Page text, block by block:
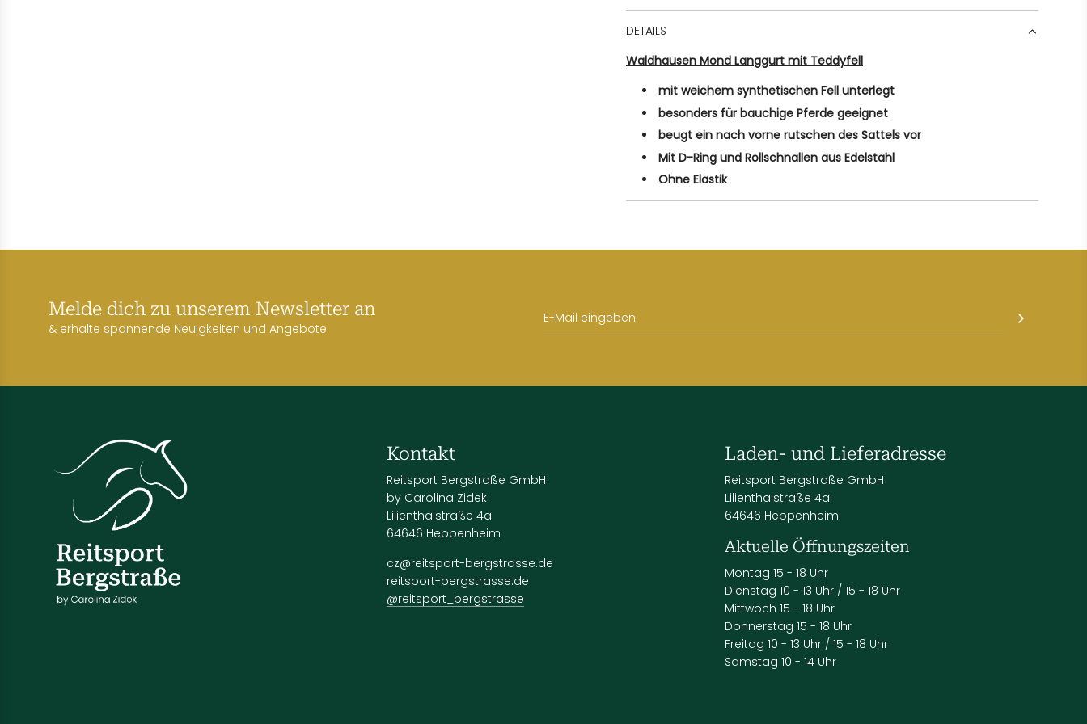
DETAILS
Waldhausen Mond Langgurt mit Teddyfell
mit weichem synthetischen Fell unterlegt
besonders für bauchige Pferde geeignet
beugt ein nach vorne rutschen des Sattels vor
Mit D-Ring und Rollschnallen aus Edelstahl
Ohne Elastik
Melde dich zu unserem Newsletter an
& erhalte spannende Neuigkeiten und Angebote
Kontakt
Reitsport Bergstraße GmbH
by Carolina Zidek
Lilienthalstraße 4a
64646 Heppenheim
cz@reitsport-bergstrasse.de
reitsport-bergstrasse.de
@reitsport_bergstrasse
Laden- und Lieferadresse
Reitsport Bergstraße GmbH
Lilienthalstraße 4a
64646 Heppenheim
Aktuelle Öffnungszeiten
Montag 15 - 18 Uhr
Dienstag 10 - 13 Uhr / 15 - 18 Uhr
Mittwoch 15 - 18 Uhr
Donnerstag 15 - 18 Uhr
Freitag 10 - 13 Uhr / 15 - 18 Uhr
Samstag 10 - 14 Uhr